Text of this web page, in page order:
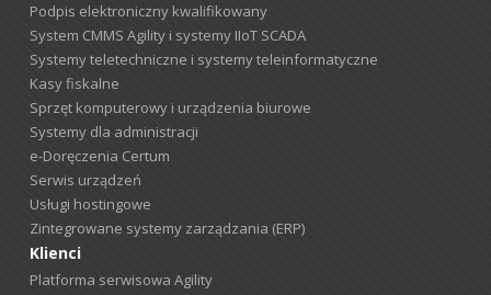
Podpis elektroniczny kwalifikowany
System CMMS Agility i systemy IIoT SCADA
Systemy teletechniczne i systemy teleinformatyczne
Kasy fiskalne
Sprzęt komputerowy i urządzenia biurowe
Systemy dla administracji
e-Doręczenia Certum
Serwis urządzeń
Usługi hostingowe
Zintegrowane systemy zarządzania (ERP)
Klienci
Platforma serwisowa Agility